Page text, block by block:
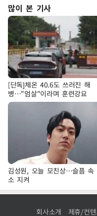
많이 본 기사
[단독]체온 40.6도 쓰러진 해
병…"엄살"이라며 훈련강요
김성원, 오늘 모친상…슬픔 속
소 지켜
회사소개 제휴/컨